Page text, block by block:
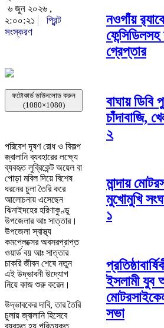
৬ জুন ২০২৬ ,
২:০০:২১
প্রিন্ট
সংস্করণ
ফটোকার্ড ডাউনলোড করুন
(1080×1080)
পরিবেশ দূষণ রোধ ও বিকল্প
জ্বালানি ব্যবহারের লক্ষ্যে
ব্যবহৃত লুব্রিকেন্ট অয়েল বা
পোড়া মবিল দিয়ে বিশেষ
ধরনের চুলা তৈরি করে
আলোচনায় এসেছেন
ঝিনাইদহের হরিণাকুণ্ডু
উপজেলার আঃ সাত্তার।
উপজেলা স্বাস্থ্য
কমপ্লেক্সের অবসরপ্রাপ্ত
ওয়ার্ড বয় আঃ সাত্তার
চাকরি জীবন শেষে নতুন
এই উদ্ভাবনী উদ্যোগ
নিয়ে কাজ শুরু করেন।
উদ্ভাবকের দাবি, তার তৈরি
চুলায় জ্বালানি হিসেবে
ব্যবহৃত হয় পরিত্যক্ত
নওগাঁয়
গ্রেপ্তার
বাঘায় ডিবি
চাঁদাবাজি,
২
মান্দায়
মুখোমুখি
১
ইসলামী যুব
সভা